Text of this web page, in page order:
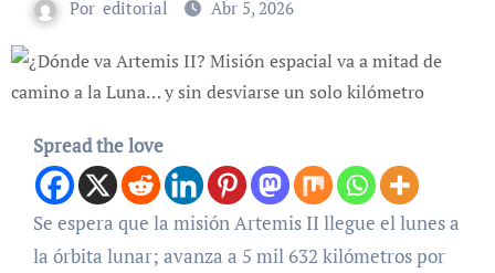
Por editorial Abr 5, 2026
Spread the love
Se espera que la misión Artemis II llegue el lunes a
la órbita lunar; avanza a 5 mil 632 kilómetros por